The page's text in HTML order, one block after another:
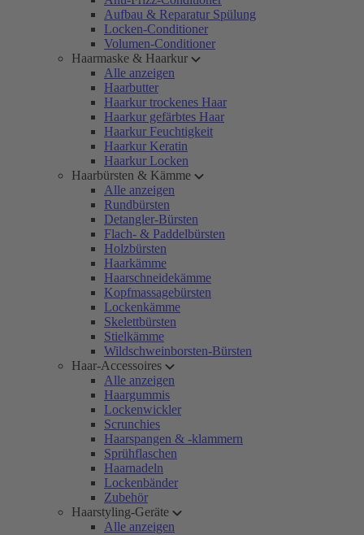
Aufbau & Reparatur Spülung
Locken-Conditioner
Volumen-Conditioner
Haarmaske & Haarkur
Alle anzeigen
Haarbutter
Haarkur trockenes Haar
Haarkur gefärbtes Haar
Haarkur Feuchtigkeit
Haarkur Keratin
Haarkur Locken
Haarbürsten & Kämme
Alle anzeigen
Rundbürsten
Detangler-Bürsten
Flach- & Paddelbürsten
Holzbürsten
Haarkämme
Haarschneidekämme
Kopfmassagebürsten
Lockenkämme
Skelettbürsten
Stielkämme
Wildschweinborsten-Bürsten
Haar-Accessoires
Alle anzeigen
Haargummis
Lockenwickler
Scrunchies
Haarspangen & -klammern
Sprühflaschen
Haarnadeln
Lockenbänder
Zubehör
Haarstyling-Geräte
Alle anzeigen